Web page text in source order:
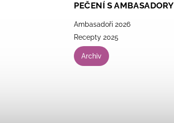
PEČENÍ S AMBASADORY
Ambasadoři 2026
Recepty 2025
Archiv